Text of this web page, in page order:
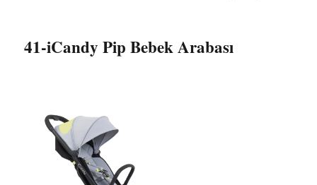
41-iCandy Pip Bebek Arabası